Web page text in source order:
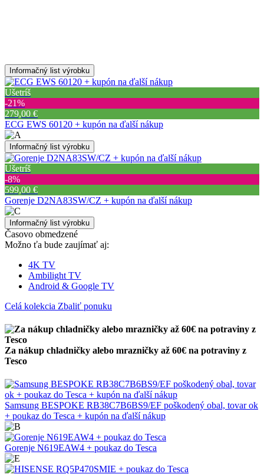
Informačný list výrobku
Ušetríš
‐21%
279,00 €
ECG EWS 60120 + kupón na ďalší nákup
Informačný list výrobku
Ušetríš
‐8%
599,00 €
Gorenje D2NA83SW/CZ + kupón na ďalší nákup
Informačný list výrobku
Časovo obmedzené
Možno ťa bude zaujímať aj:
4K TV
Ambilight TV
Android & Google TV
Celá kolekcia Zbaliť ponuku
Za nákup chladničky alebo mrazničky až 60€ na potraviny z
Tesco
Samsung BESPOKE RB38C7B6BS9/EF poškodený obal, tovar ok
+ poukaz do Tesca + kupón na ďalší nákup
Gorenje N619EAW4 + poukaz do Tesca